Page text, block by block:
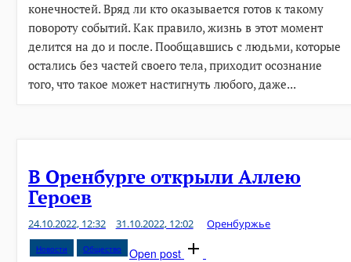
конечностей. Вряд ли кто оказывается готов к такому
повороту событий. Как правило, жизнь в этот момент
делится на до и после. Пообщавшись с людьми, которые
остались без частей своего тела, приходит осознание
того, что такое может настигнуть любого, даже...
В Оренбурге открыли Аллею
Героев
24.10.2022, 12:32 31.10.2022, 12:02 Оренбуржье
Новости Общество
Open post